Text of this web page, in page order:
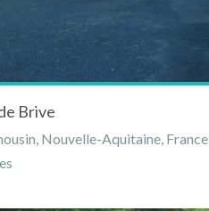
Brive
Nouvelle-Aquitaine, France